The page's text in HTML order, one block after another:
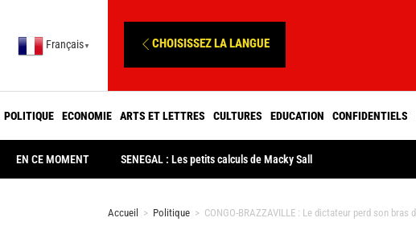
Français ▼ CHOISISSEZ LA LANGUE
POLITIQUE ECONOMIE ARTS ET LETTRES CULTURES EDUCATION CONFIDENTIELS
EN CE MOMENT SENEGAL : Les petits calculs de Macky Sall
Accueil > Politique > CONGO-BRAZZAVILLE : Le dictateur perd son bras